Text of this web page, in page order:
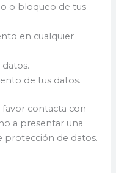
o bloqueo de tus
en cualquier
de tus datos.
favor contacta con
a presentar una
protección de datos.